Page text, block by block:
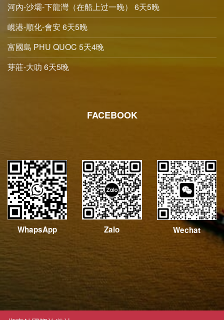
河內-沙壩-下龍灣（在船上过一晚） 6天5晚
峴港-順化-會安 6天5晚
富國島 PHU QUOC 5天4晚
芽莊-大叻 6天5晚
FACEBOOK
WhapsApp Zalo Wechat